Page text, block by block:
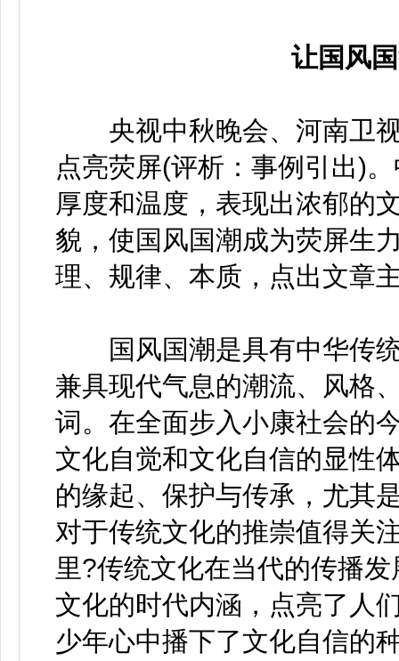
让国风
央视中秋晚会、河南卫视
点亮荧屏(评析：事例引出)
厚度和温度，表现出浓郁的
貌，使国风国潮成为荧屏生
理、规律、本质，点出文章
国风国潮是具有中华传统
兼具现代气息的潮流、风格
词。在全面步入小康社会的
文化自觉和文化自信的显性
的缘起、保护与传承，尤其
对于传统文化的推崇值得关
里?传统文化在当代的传播
文化的时代内涵，点亮了人
少年心中播下了文化自信的